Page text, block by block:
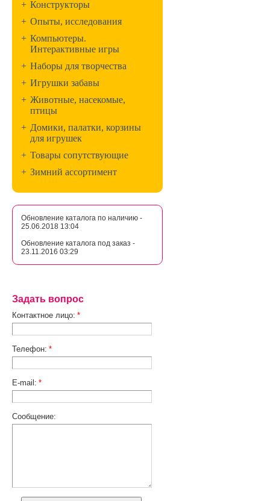
+ Конструкторы
+ Опыты, исследования
+ Компьютеры.
Интерактивные игры
+ Наборы для творчества
+ Игрушки забавы
+ Животные, насекомые,
птицы
+ Домики, палатки, корзины
для игрушек
+ Товары сопутствующие
+ Зимний ассортимент
Обновление каталога по наличию -
25.06.2018 13:04
Обновление каталога под заказ -
23.11.2016 03:29
Задать вопрос
Контактное лицо: *
Телефон: *
E-mail: *
Сообщение: